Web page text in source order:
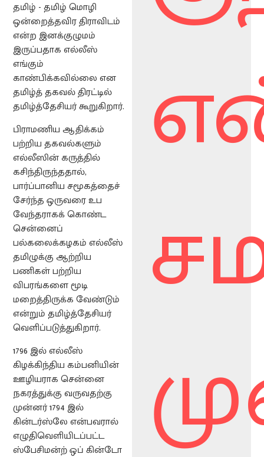
தமிழ் - தமிழ் மொழி
ஒன்றைத்தவிர திராவிடம்
என்ற இனக்குழுமம்
இருப்பதாக எல்லீஸ்
எங்கும்
காண்பிக்கவில்லை என
தமிழ்த் தகவல் திரட்டில்
தமிழ்த்தேசியர் கூறுகிறார்.
பிராமணிய ஆதிக்கம்
பற்றிய தகவல்களும்
எல்லீஸின் கருத்தில்
கசிந்திருந்ததால்,
பார்ப்பானிய சமூகத்தைச்
சேர்ந்த ஒருவரை உப
வேந்தராகக் கொண்ட
சென்னைப்
பல்கலைக்கழகம் எல்லீஸ்
தமிழுக்கு ஆற்றிய
பணிகள் பற்றிய
விபரங்களை மூடி
மறைத்திருக்க வேண்டும்
என்றும் தமிழ்த்தேசியர்
வெளிப்படுத்துகிறார்.
1796 இல் எல்லீஸ்
கிழக்கிந்திய கம்பனியின்
ஊழியராக சென்னை
நகரத்துக்கு வருவதற்கு
முன்னர் 1794 இல்
கின்டர்ஸ்லே என்பவரால்
எழுதிவெளியிடப்பட்ட
ஸ்பேசிமன்ற் ஒப் கின்டோ